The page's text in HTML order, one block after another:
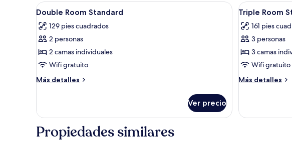
Abrir
todas
las
fotos
de
Double
Room
Standard
Minibar, caja de seguridad en la habitación y wifi gratis
4
Double Room Standard
129 pies cuadrados
2 personas
2 camas individuales
Wifi gratuito
Más detalles
Más
Room
Ver precio
Abrir
todas
las
fotos
de
Triple
Room
Standard
4
Triple Room
161 pies
3 personas
3 camas
Wifi gratuito
Más detalles
Más
Room
Propiedades similares